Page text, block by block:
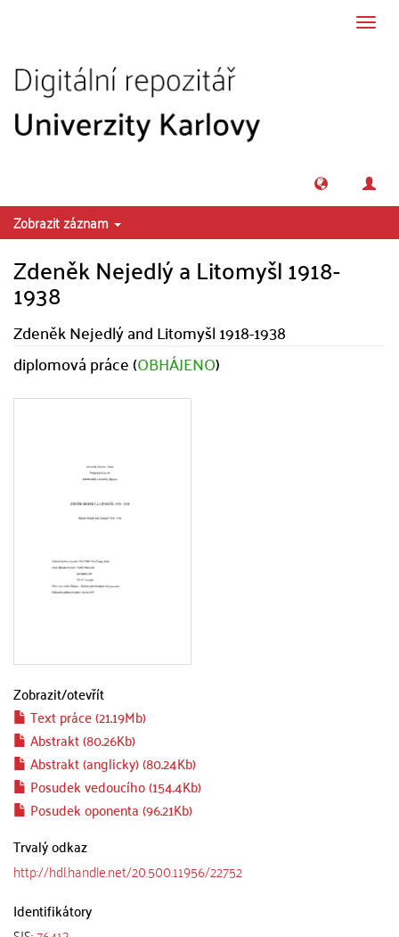
Zobrazit záznam
Zdeněk Nejedlý a Litomyšl 1918-
1938
Zdeněk Nejedlý and Litomyšl 1918-1938
diplomová práce (OBHÁJENO)
Zobrazit/otevřít
Text práce (21.19Mb)
Abstrakt (80.26Kb)
Abstrakt (anglicky) (80.24Kb)
Posudek vedoucího (154.4Kb)
Posudek oponenta (96.21Kb)
Trvalý odkaz
http://hdl.handle.net/20.500.11956/22752
Identifikátory